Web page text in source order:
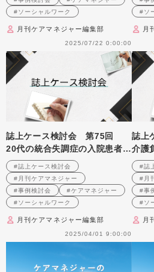
#ソーシャルワーク
月刊ケアマネジャー編集部
2025/07/22 0:00:00
#ソ
月
誌上ケース検討会 第75回
20代の統合失調症の入院患者を
どう支援していくか（2006年8
月号掲載）
#誌上ケース検討会
#月刊ケアマネジャー
#事例検討会
#ケアマネジャー
#ソーシャルワーク
月刊ケアマネジャー編集部
2025/04/01 9:00:00
誌上
介護
至っ
る （
#誌
#月
#事
#ソ
月